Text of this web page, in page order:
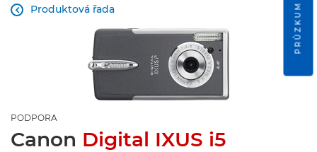
Produktová řada

PODPORA
Canon Digital IXUS i5
PRŮZKUM